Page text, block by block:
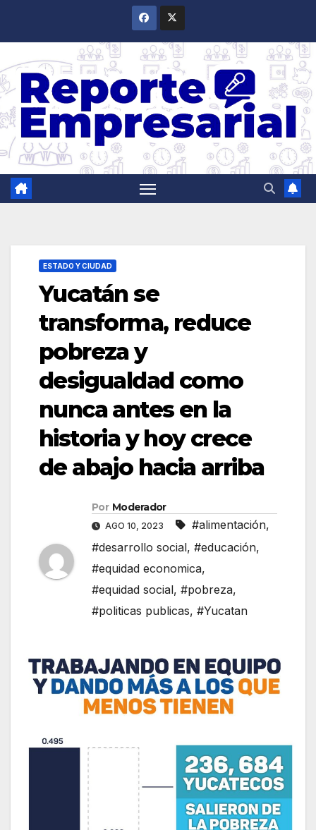
ESTADO Y CIUDAD
Yucatán se
transforma, reduce
pobreza y
desigualdad como
nunca antes en la
historia y hoy crece
de abajo hacia arriba
Por Moderador
AGO 10, 2023 #alimentación,
#desarrollo social, #educación,
#equidad economica,
#equidad social, #pobreza,
#politicas publicas, #Yucatan